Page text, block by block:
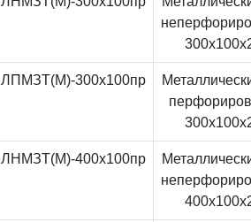
ЛПМЗТ(М)-300x100пр
ЛНМЗТ(М)-400x100пр